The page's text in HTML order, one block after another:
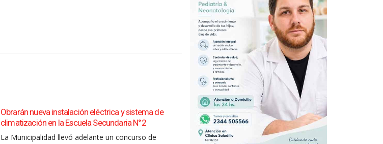
Obrarán nueva instalación eléctrica y sistema de
climatización en la Escuela Secundaria N°2
La Municipalidad llevó adelante un concurso de
05
Ago
Accidente en la Ruta Nacional 205
El pasado martes se produjo un fuerte accidente
tránsito...